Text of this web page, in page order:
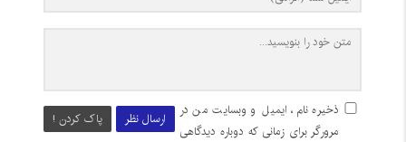
ارسال نظر پاک کردن !
ذخیره نام، ایمیل و وبسایت من در
مرورگر برای زمانی که دوباره دیدگاهی